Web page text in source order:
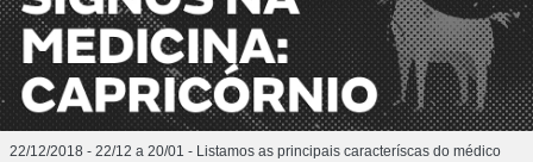
22/12/2018 - 22/12 a 20/01 - Listamos as principais caracteríscas do médico